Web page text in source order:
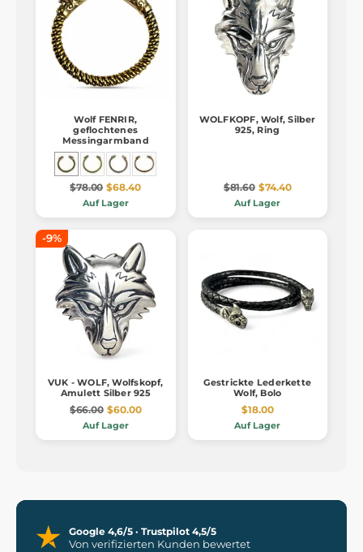
Wolf FENRIR,
geflochtenes
Messingarmband
$78.00 $68.40
Auf Lager
WOLFKOPF, Wolf, Silber
925, Ring
$81.60 $74.40
Auf Lager
-9%
VUK - WOLF, Wolfskopf,
Amulett Silber 925
$66.00 $60.00
Auf Lager
Gestrickte Lederkette
Wolf, Bolo
$18.00
Auf Lager
Google 4,6/5 · Trustpilot 4,5/5
Von verifizierten Kunden bewertet